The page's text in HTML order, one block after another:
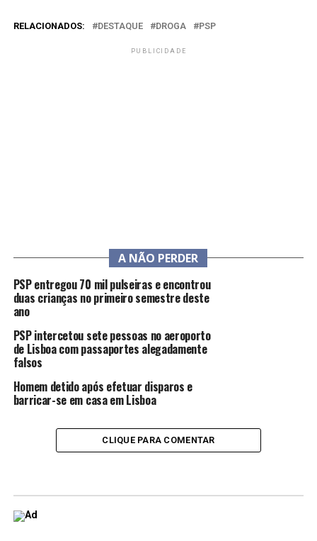
RELACIONADOS: DESTAQUE DROGA PSP
PUBLICIDADE
A NÃO PERDER
PSP entregou 70 mil pulseiras e encontrou
duas crianças no primeiro semestre deste
ano
PSP intercetou sete pessoas no aeroporto
de Lisboa com passaportes alegadamente
falsos
Homem detido após efetuar disparos e
barricar-se em casa em Lisboa
CLIQUE PARA COMENTAR